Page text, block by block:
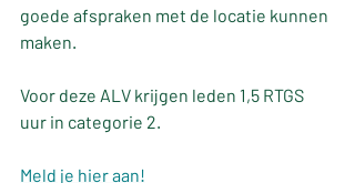
goede afspraken met de locatie kunnen
maken.
Voor deze ALV krijgen leden 1,5 RTGS
uur in categorie 2.
Meld je hier aan!